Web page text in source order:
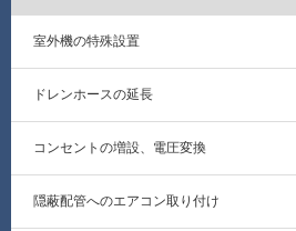
室外機の特殊設置
ドレンホースの延長
コンセントの増設、電圧変換
隠蔽配管へのエアコン取り付け